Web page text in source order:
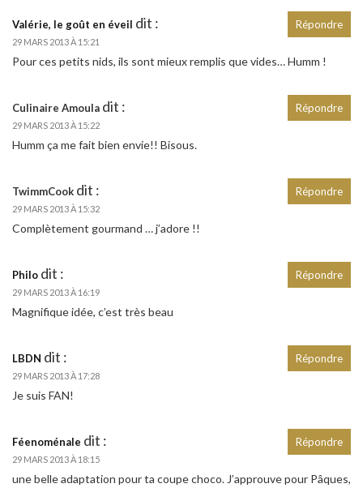
Valérie, le goût en éveil dit :
29 MARS 2013 À 15:21
Pour ces petits nids, ils sont mieux remplis que vides… Humm !
Répondre
Culinaire Amoula dit :
29 MARS 2013 À 15:22
Humm ça me fait bien envie!! Bisous.
Répondre
TwimmCook dit :
29 MARS 2013 À 15:32
Complètement gourmand … j’adore !!
Répondre
Philo dit :
29 MARS 2013 À 16:19
Magnifique idée, c’est très beau
Répondre
LBDN dit :
29 MARS 2013 À 17:28
Je suis FAN!
Répondre
Féenoménale dit :
29 MARS 2013 À 18:15
une belle adaptation pour ta coupe choco. J’approuve pour Pâques,
Répondre